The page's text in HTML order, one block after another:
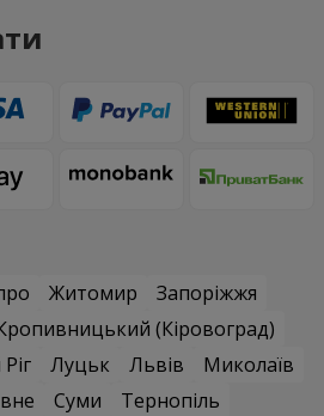
Житомир
Запоріжжя
(Кіровоград)
Луцьк Львів
Миколаїв
Суми
Тернопіль